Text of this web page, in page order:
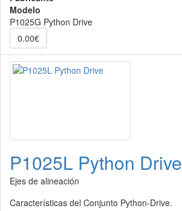
Modelo
P1025G Python Drive
0.00€
P1025L Python Drive
Ejes de alineación
Características del Conjunto Python-Drive.